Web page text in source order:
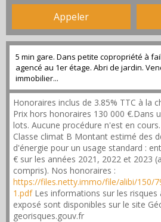
Appeler
5 min gare. Dans petite copropriété à
agencé au 1er étage. Abri de jardin.
immobilier...
Honoraires inclus de 3.85% TTC à la
Prix hors honoraires 130 000 €.Dans
lots. Aucune procédure n'est en
Classe climat B Montant estimé des
d'énergie pour un usage standard :
€ sur les années 2021, 2022 et 2023
compris). Nos honoraires :
https://files.netty.immo/file/alibi/150/
1.pdfLes informations sur les risques
exposé sont disponibles sur le site
georisques.gouv.fr